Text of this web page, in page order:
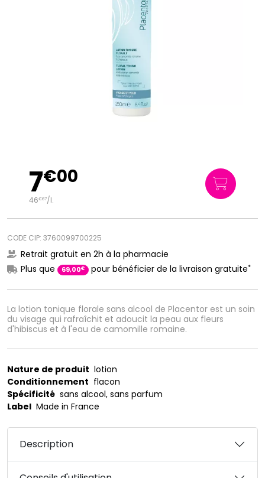
La lotion tonique florale sans alcool de Placentor est un soin
du visage qui rafraîchit et adoucit la peau aux fleurs
d'hibiscus et à l'eau de camomille romaine.
7€00
46€67/l.
CODE CIP: 3760099700225
Retrait gratuit en 2h à la pharmacie
Plus que
69,00€ pour bénéficier de la livraison gratuite*
Nature de produit lotion
Conditionnement flacon
Spécificité sans alcool, sans parfum
Label Made in France
Description